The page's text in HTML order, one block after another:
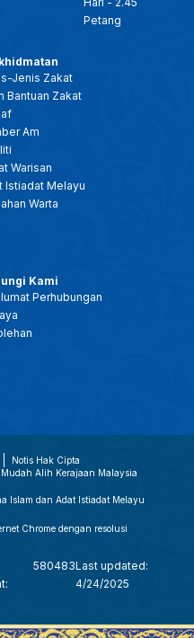
Petang
Jenis Zakat
Bantuan Zakat
Am
Warisan
Istiadat Melayu
Warta
Kami
Perhubungan
Notis Hak Cipta
Alih Kerajaan Malaysia
Islam dan Adat Istiadat Melayu
Chrome dengan resolusi
580483Last updated:
4/24/2025